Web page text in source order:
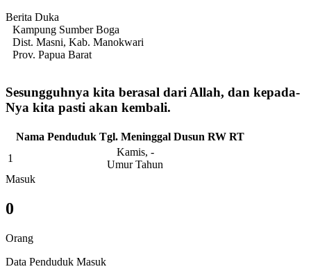
Berita Duka
Kampung Sumber Boga
Dist. Masni, Kab. Manokwari
Prov. Papua Barat
Sesungguhnya kita berasal dari Allah, dan kepada-
Nya kita pasti akan kembali.
Nama Penduduk Tgl. Meninggal Dusun RW RT
1
Kamis, -
Umur Tahun
Masuk
0
Orang
Data Penduduk Masuk